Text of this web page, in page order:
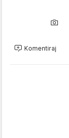
Komentiraj